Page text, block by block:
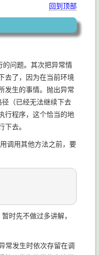
回到顶部
的问题。其次把异常情
去了，因为在当前环境
发生的事情。抛出异常
（已经无法继续下去
行程序，这个恰当的地
去。
调用其他方法之前，要
时先不做过多讲解，
常发生时依次存留在调